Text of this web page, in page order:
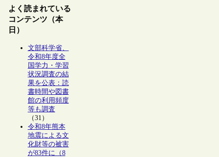
よく読まれている
コンテンツ（本
日）
文部科学省、
令和8年度全
国学力・学習
状況調査の結
果を公表：読
書時間や図書
館の利用頻度
等も調査
（31）
令和8年熊本
地震による文
化財等の被害
が83件に（8